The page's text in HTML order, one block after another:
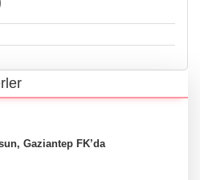
Gaziantep FK’da